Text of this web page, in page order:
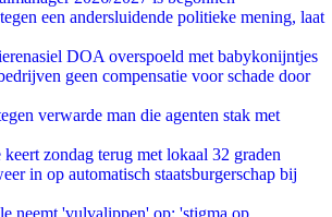
een andersluidende politieke mening, laat
DOA overspoeld met babykonijntjes
geen compensatie voor schade door
verwarde man die agenten stak met
zondag terug met lokaal 32 graden
in op automatisch staatsburgerschap bij
neemt 'vulvalippen' op: 'stigma op